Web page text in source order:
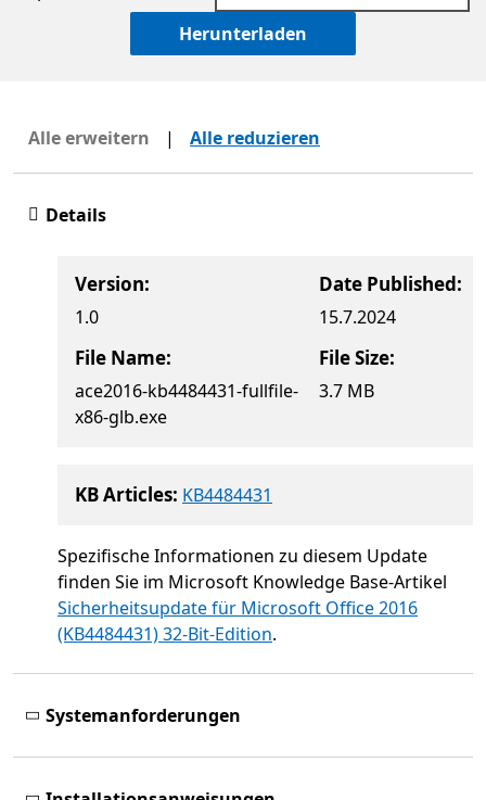
Herunterladen
Alle erweitern | Alle reduzieren
Details
Version:
1.0
Date Published:
15.7.2024
File Name:
ace2016-kb4484431-fullfile-
x86-glb.exe
File Size:
3.7 MB
KB Articles: KB4484431
Spezifische Informationen zu diesem Update
finden Sie im Microsoft Knowledge Base-Artikel
Sicherheitsupdate für Microsoft Office 2016
(KB4484431) 32-Bit-Edition.
Systemanforderungen